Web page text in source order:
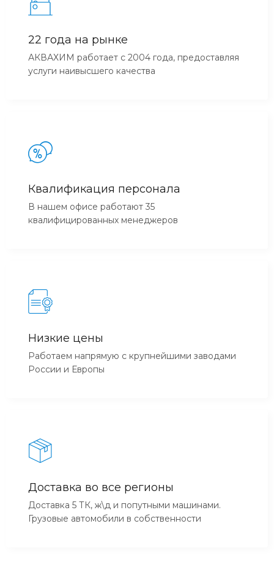
22 года на рынке
АКВАХИМ работает с 2004 года, предоставляя
услуги наивысшего качества
Квалификация персонала
В нашем офисе работают 35
квалифицированных менеджеров
Низкие цены
Работаем напрямую с крупнейшими заводами
России и Европы
Доставка во все регионы
Доставка 5 ТК, ж\д и попутными машинами.
Грузовые автомобили в собственности